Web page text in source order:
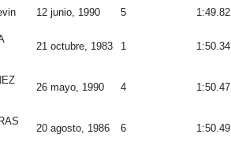
12 junio, 1990 5 1:49.82
21 octubre, 1983 1 1:50.34
26 mayo, 1990 4 1:50.47
20 agosto, 1986 6 1:50.49